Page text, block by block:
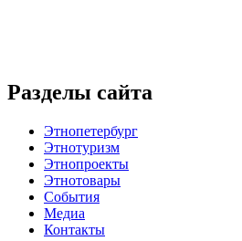
Разделы сайта
Этнопетербург
Этнотуризм
Этнопроекты
Этнотовары
События
Медиа
Контакты